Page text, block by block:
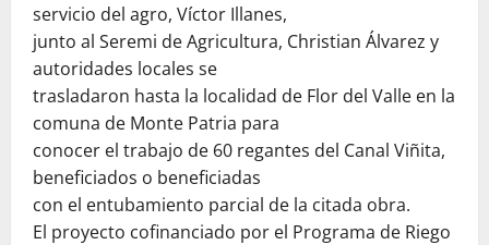
servicio del agro, Víctor Illanes,
junto al Seremi de Agricultura, Christian Álvarez y
autoridades locales se
trasladaron hasta la localidad de Flor del Valle en la
comuna de Monte Patria para
conocer el trabajo de 60 regantes del Canal Viñita,
beneficiados o beneficiadas
con el entubamiento parcial de la citada obra.
El proyecto cofinanciado por el Programa de Riego